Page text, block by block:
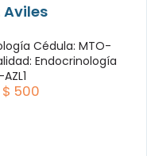
Aviles
Cédula: MTO-
Endocrinología
$ 500